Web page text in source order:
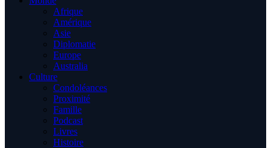
Afrique
Amérique
Asie
Diplomatie
Europe
Australia
Culture
Condoléances
Proximité
Famille
Podcast
Livres
Histoire